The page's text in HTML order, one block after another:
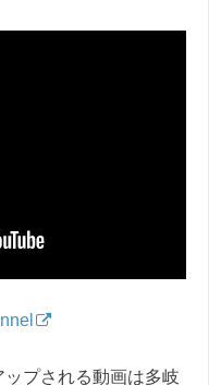
プされる動画は多岐